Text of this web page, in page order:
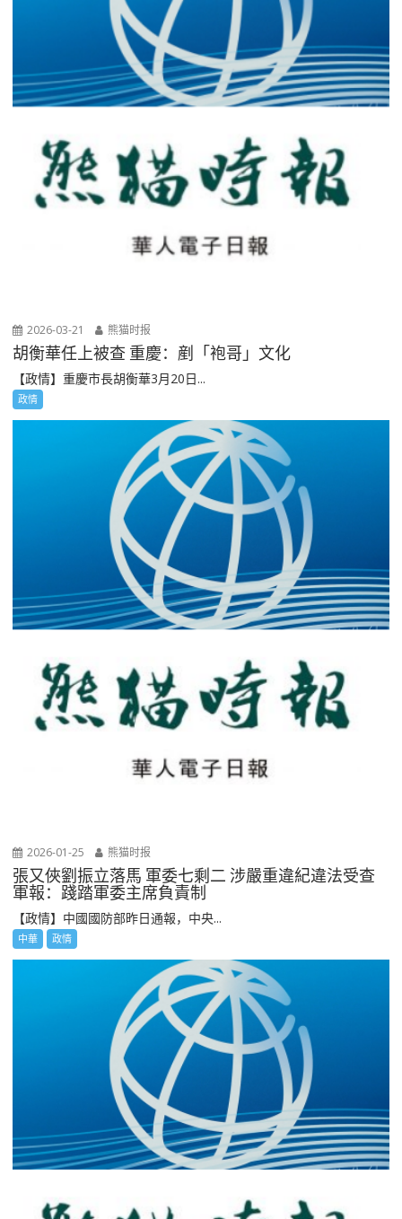
2026-03-21 熊猫时报
胡衡華任上被查 重慶：剷「袍哥」文化
【政情】重慶市長胡衡華3月20日...
政情
2026-01-25 熊猫时报
張又俠劉振立落馬 軍委七剩二 涉嚴重違紀違法受查
軍報：踐踏軍委主席負責制
【政情】中國國防部昨日通報，中央...
中華 政情